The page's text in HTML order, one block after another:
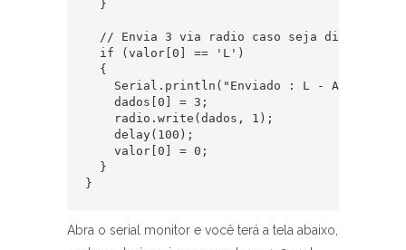
  }
// Envia 3 via radio caso seja digitado o
  if (valor[0] == 'L')
  {
Serial.println("Enviado : L - Acende o
    dados[0] = 3;
    radio.write(dados, 1);
    delay(100);
    valor[0] = 0;
  }
}
Abra o serial monitor e você terá a tela abaixo,